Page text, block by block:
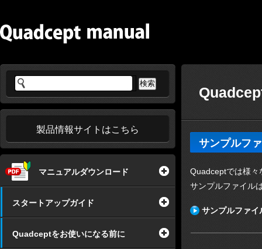
製品情報サイトはこちら
マニュアルダウンロード
スタートアップガイド
Quadceptをお使いになる前に
サンプルフ
Quadceptでは様々
サンプルファイル
サンプルファ